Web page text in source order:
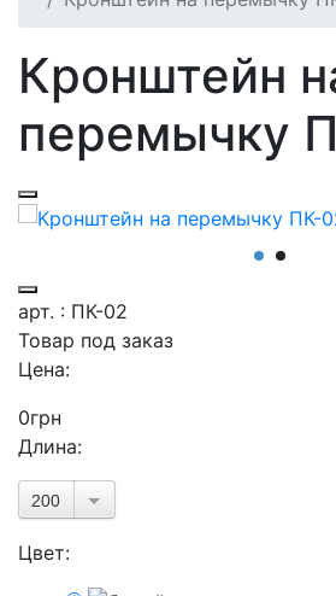
Кронштейн
перемычку
арт. : ПК-02
Товар под заказ
Цена:
0грн
Длина:
200
Цвет: